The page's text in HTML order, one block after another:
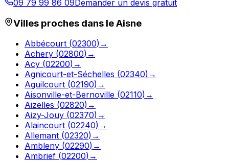
09 79 99 86 09 Demander un devis gratuit
Villes proches dans leAisne
Abbécourt (02300) →
Achery (02800) →
Acy (02200) →
Agnicourt-et-Séchelles (02340) →
Aguilcourt (02190) →
Aisonville-et-Bernoville (02110) →
Aizelles (02820) →
Aizy-Jouy (02370) →
Alaincourt (02240) →
Allemant (02320) →
Ambleny (02290) →
Ambrief (02200) →